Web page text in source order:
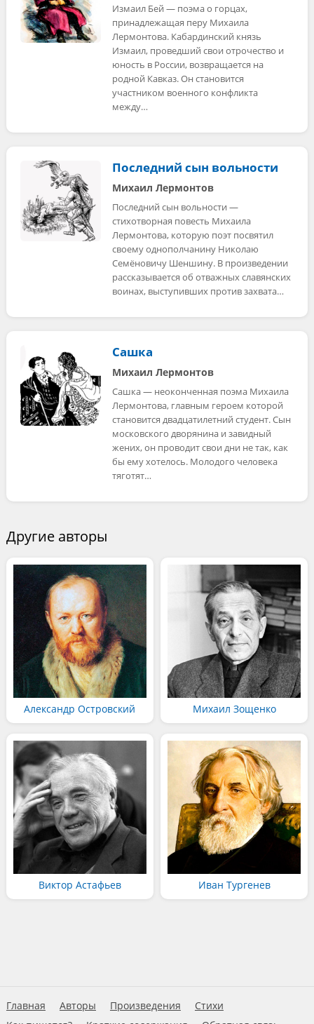
Измаил Бей — поэма о горцах,
принадлежащая перу Михаила
Лермонтова. Кабардинский князь
Измаил, проведший свои отрочество и
юность в России, возвращается на
родной Кавказ. Он становится
участником военного конфликта
между…
Последний сын вольности
Михаил Лермонтов
Последний сын вольности —
стихотворная повесть Михаила
Лермонтова, которую поэт посвятил
своему однополчанину Николаю
Семёновичу Шеншину. В произведении
рассказывается об отважных славянских
воинах, выступивших против захвата…
Сашка
Михаил Лермонтов
Сашка — неоконченная поэма Михаила
Лермонтова, главным героем которой
становится двадцатилетний студент. Сын
московского дворянина и завидный
жених, он проводит свои дни не так, как
бы ему хотелось. Молодого человека
тяготят…
Другие авторы
Александр Островский Михаил Зощенко
Виктор Астафьев Иван Тургенев
Главная Авторы Произведения
Стихи